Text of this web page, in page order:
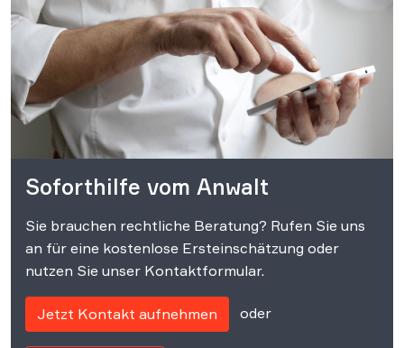
Soforthilfe vom Anwalt
Sie brauchen rechtliche Beratung? Rufen Sie uns
an für eine kostenlose Ersteinschätzung oder
nutzen Sie unser Kontaktformular.
Jetzt Kontakt aufnehmen oder